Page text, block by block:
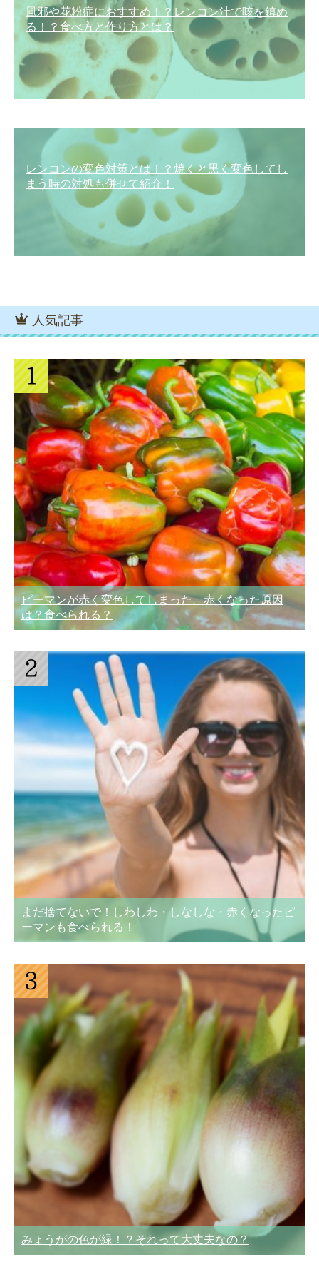
風邪や花粉症におすすめ！？レンコン汁で咳を鎮め
る！？食べ方と作り方とは？
レンコンの変色対策とは！？焼くと黒く変色してし
まう時の対処も併せて紹介！
人気記事
ピーマンが赤く変色してしまった、赤くなった原因
は？食べられる？
まだ捨てないで！しわしわ・しなしな・赤くなったピ
ーマンも食べられる！
みょうがの色が緑！？それって大丈夫なの？